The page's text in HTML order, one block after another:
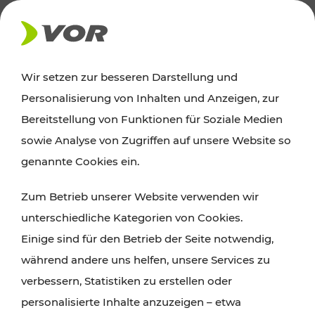
PRESSE
06.04.2021
VOR bedankt sich bei
StammkundInnen
JahreskartenbesitzerInnen können jetzt mit etwas
Glück attraktive und hochwertige Preise gewinnen.
Niederösterreich/Burgenland/Wien. 870.000
Fahrgäste halten dem attraktiven Öffi-Angebot
des Verkehrsverbundes Ost-Region (VOR) in Wien,
Wir setzen zur besseren Darstellung und
Personalisierung von Inhalten und Anzeigen, zur
Bereitstellung von Funktionen für Soziale Medien
sowie Analyse von Zugriffen auf unsere Website so
genannte Cookies ein.
Zum Betrieb unserer Website verwenden wir
unterschiedliche Kategorien von Cookies.
Einige sind für den Betrieb der Seite notwendig,
während andere uns helfen, unsere Services zu
verbessern, Statistiken zu erstellen oder
personalisierte Inhalte anzuzeigen – etwa